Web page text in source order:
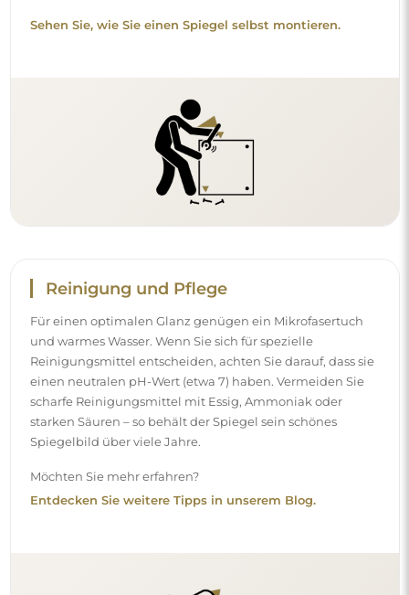
Sehen Sie, wie Sie einen Spiegel selbst montieren.
Reinigung und Pflege
Für einen optimalen Glanz genügen ein Mikrofasertuch
und warmes Wasser. Wenn Sie sich für spezielle
Reinigungsmittel entscheiden, achten Sie darauf, dass sie
einen neutralen pH-Wert (etwa 7) haben. Vermeiden Sie
scharfe Reinigungsmittel mit Essig, Ammoniak oder
starken Säuren – so behält der Spiegel sein schönes
Spiegelbild über viele Jahre.
Möchten Sie mehr erfahren?
Entdecken Sie weitere Tipps in unserem Blog.